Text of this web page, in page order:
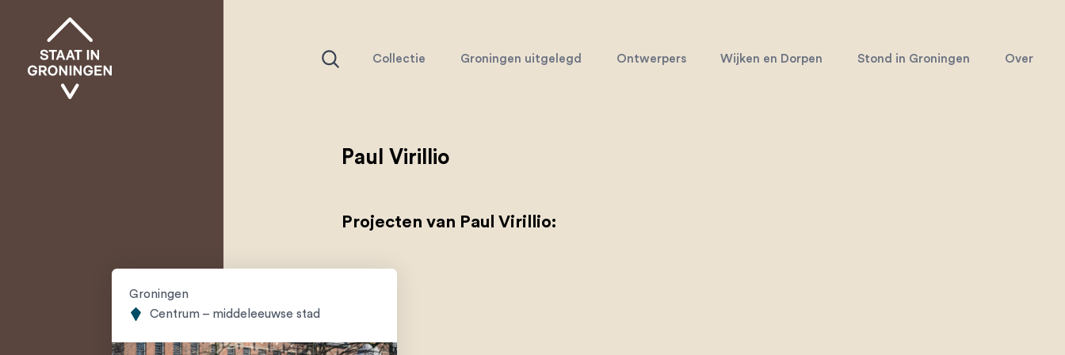
Collectie Groningen uitgelegd Ontwerpers Wijken en Dorpen Stond in Groningen Over
Paul Virillio
Projecten van Paul Virillio:
Groningen
Centrum – middeleeuwse stad